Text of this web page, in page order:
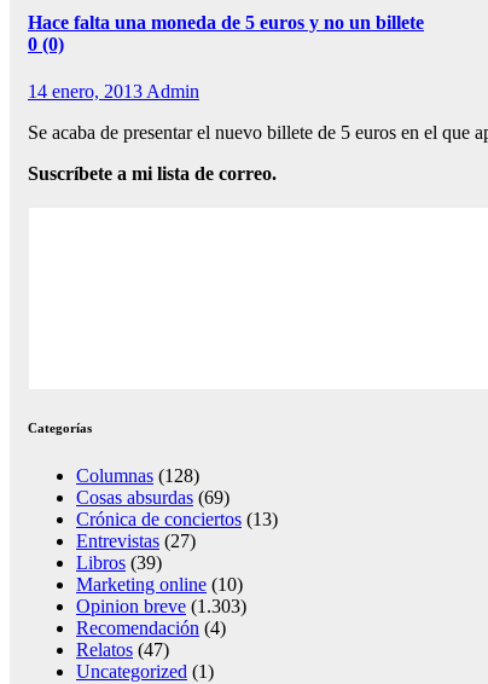
Hace falta una moneda de 5 euros y no un billete
0 (0)
14 enero, 2013Admin
Se acaba de presentar el nuevo billete de 5 euros en el que
Suscríbete a mi lista de correo.
Categorías
Columnas (128)
Cosas absurdas (69)
Crónica de conciertos (13)
Entrevistas (27)
Libros (39)
Marketing online (10)
Opinion breve (1.303)
Recomendación (4)
Relatos (47)
Uncategorized (1)